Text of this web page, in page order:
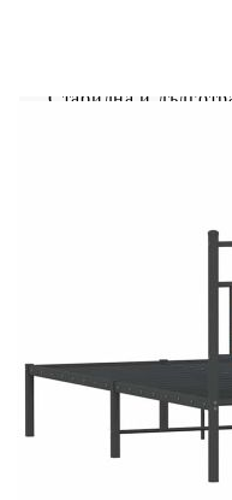
Стабилна и
опора за гърба,
четете или гледате
съхранение: За по-
леглото има
за да не се виждат
опора: Металната
ламелна основа за
Добре е да се
матрак. Ние
от матраци.